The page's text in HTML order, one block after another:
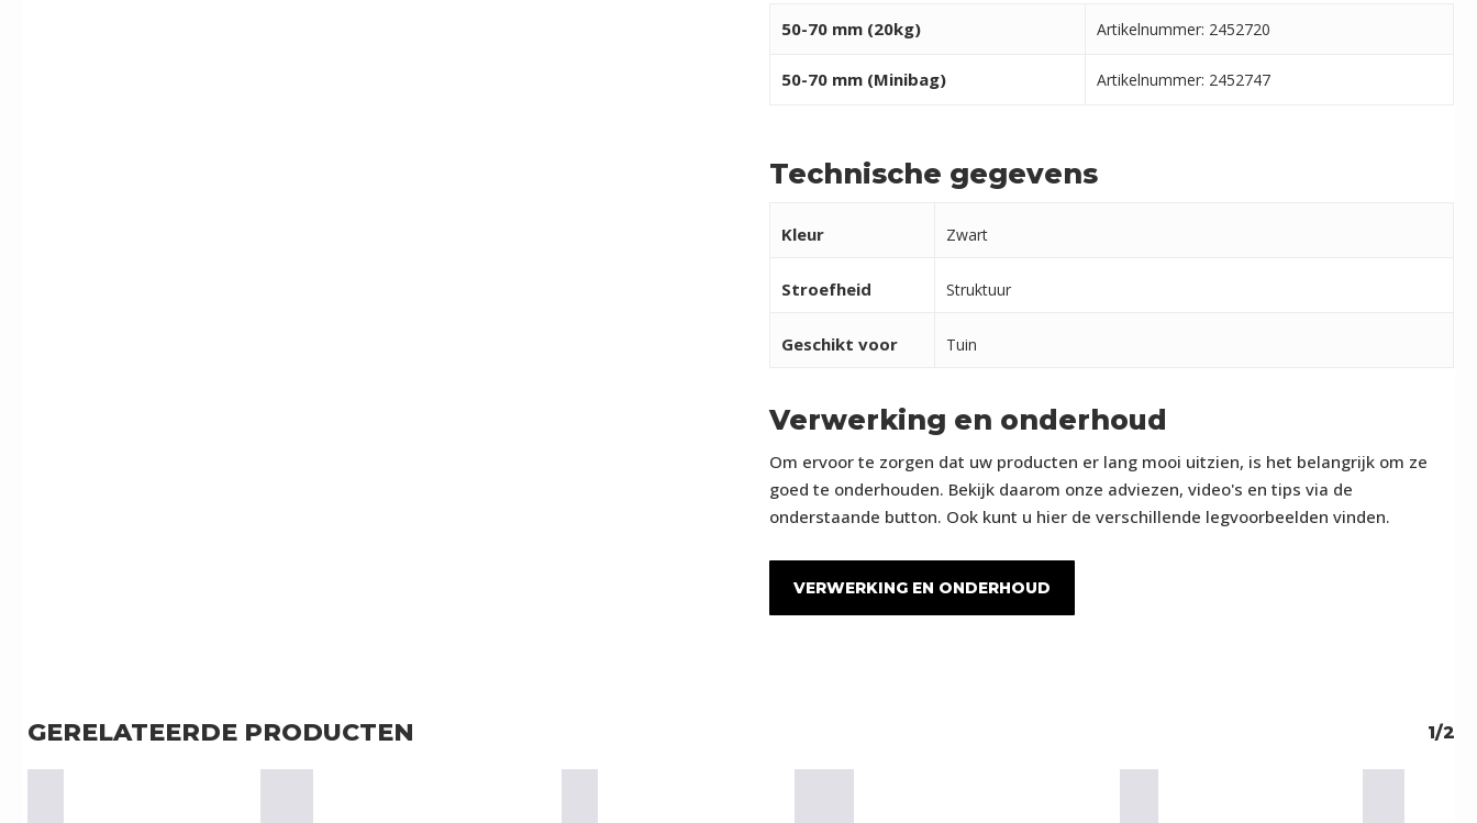
50-70 mm (20kg) Artikelnummer: 2452720
50-70 mm (Minibag) Artikelnummer: 2452747
Technische gegevens
Kleur Zwart
Stroefheid Struktuur
Geschikt voor Tuin
Verwerking en onderhoud
Om ervoor te zorgen dat uw producten er lang mooi uitzien, is het belangrijk om ze
goed te onderhouden. Bekijk daarom onze adviezen, video's en tips via de
onderstaande button. Ook kunt u hier de verschillende legvoorbeelden vinden.
VERWERKING EN ONDERHOUD
GERELATEERDE PRODUCTEN 1/2